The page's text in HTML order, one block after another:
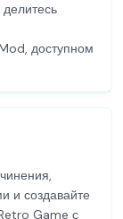
делитесь
доступном
и создавайте
Game с